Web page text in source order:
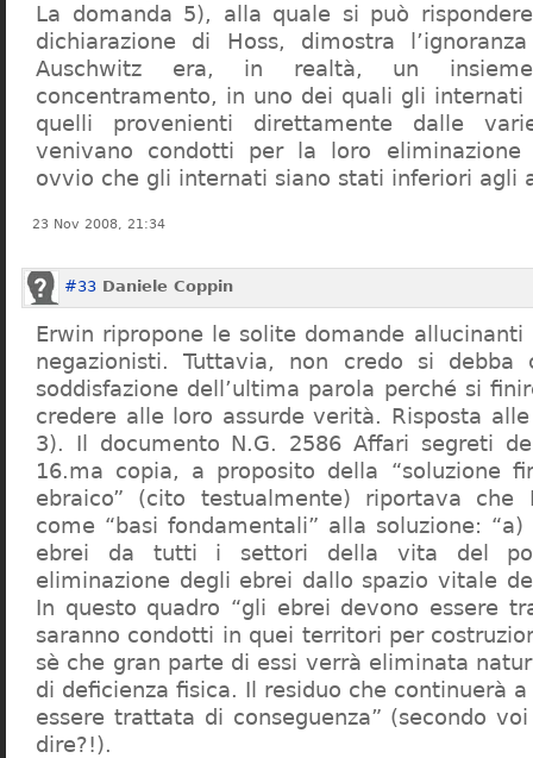
La domanda 5), alla quale si può
dichiarazione di Hoss, dimostra
Auschwitz era, in realtà, un
concentramento, in uno dei quali gli
quelli provenienti direttamente dalle
venivano condotti per la loro eliminazione
ovvio che gli internati siano stati inferiori agli
23 Nov 2008, 21:34
#33 Daniele Coppin
Erwin ripropone le solite domande
negazionisti. Tuttavia, non credo si debba
soddisfazione dell’ultima parola perché si
credere alle loro assurde verità. Risposta
3). Il documento N.G. 2586 Affari segreti
16.ma copia, a proposito della “soluzione
ebraico” (cito testualmente) riportava che
come “basi fondamentali” alla soluzione:
ebrei da tutti i settori della vita del
eliminazione degli ebrei dallo spazio vitale
In questo quadro “gli ebrei devono essere
saranno condotti in quei territori per
sè che gran parte di essi verrà eliminata
di deficienza fisica. Il residuo che continuerà
essere trattata di conseguenza” (secondo
dire?!).